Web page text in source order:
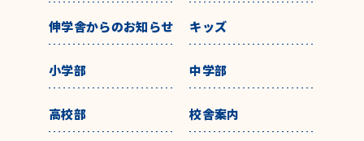
伸学舎からのお知らせ キッズ
小学部 中学部
高校部 校舎案内